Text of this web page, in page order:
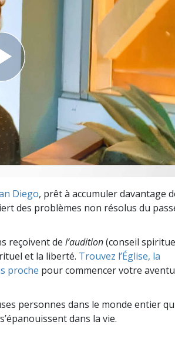
Diego, prêt à accumuler davantage
des problèmes non résolus du
reçoivent de l’audition(conseil
et la liberté. Trouvez l’Église, la
proche pour commencer votre
personnes dans le monde entier
dans la vie.